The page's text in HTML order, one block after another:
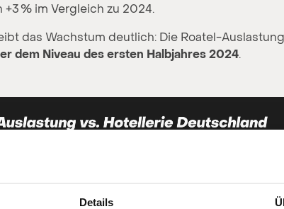
Details
% im Vergleich zu 2024.
das Wachstum deutlich: Die Roatel-
dem Niveau des ersten Halbjahres 2024.